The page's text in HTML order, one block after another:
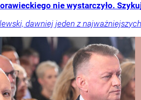
nie wystarczyło.
dawniej jeden z